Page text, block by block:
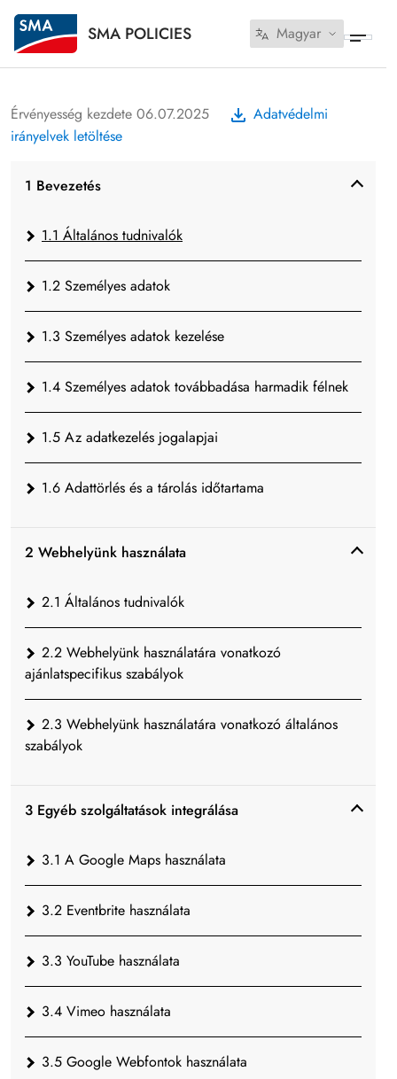
SMA POLICIES Magyar
Érvényesség kezdete 06.07.2025
Adatvédelmi
irányelvek letöltése
1 Bevezetés
1.1 Általános tudnivalók
1.2 Személyes adatok
1.3 Személyes adatok kezelése
1.4 Személyes adatok továbbadása harmadik félnek
1.5 Az adatkezelés jogalapjai
1.6 Adattörlés és a tárolás időtartama
2 Webhelyünk használata
2.1 Általános tudnivalók
2.2 Webhelyünk használatára vonatkozó
ajánlatspecifikus szabályok
2.3 Webhelyünk használatára vonatkozó általános
szabályok
3 Egyéb szolgáltatások integrálása
3.1 A Google Maps használata
3.2 Eventbrite használata
3.3 YouTube használata
3.4 Vimeo használata
3.5 Google Webfontok használata